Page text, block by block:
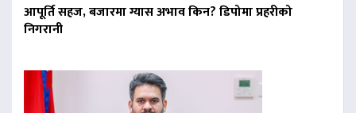
आपूर्ति सहज, बजारमा ग्यास अभाव किन? डिपोमा प्रहरीको
निगरानी